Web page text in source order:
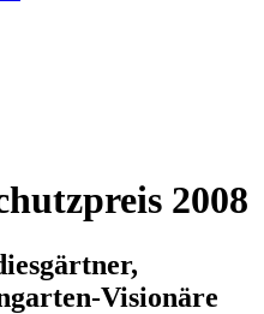
2008
Visionäre